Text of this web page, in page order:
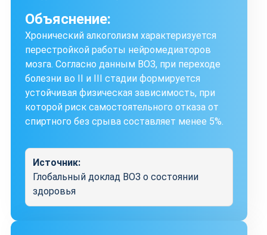
Объяснение:
Хронический алкоголизм характеризуется
перестройкой работы нейромедиаторов
мозга. Согласно данным ВОЗ, при переходе
болезни во II и III стадии формируется
устойчивая физическая зависимость, при
которой риск самостоятельного отказа от
спиртного без срыва составляет менее 5%.
Источник:
Глобальный доклад ВОЗ о состоянии
здоровья